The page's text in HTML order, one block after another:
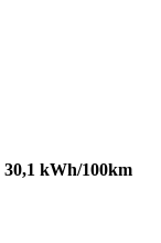
30,1 kWh/100km